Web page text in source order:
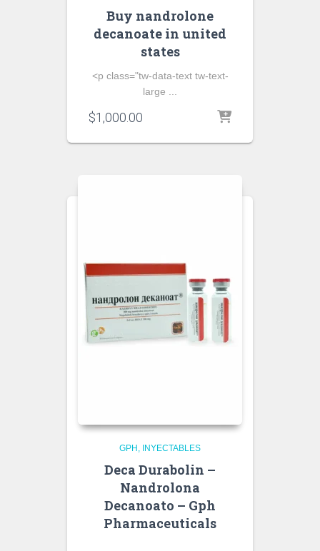
Buy nandrolone
decanoate in united
states
<p class="tw-data-text tw-text-
large ...
$1,000.00
GPH INYECTABLES
Deca Durabolin –
Nandrolona
Decanoato – Gph
Pharmaceuticals